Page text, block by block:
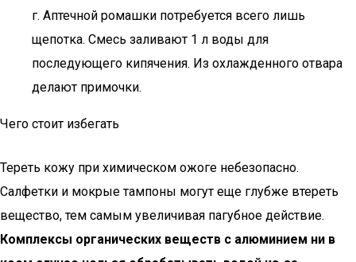
г. Аптечной ромашки потребуется всего лишь
щепотка. Смесь заливают 1 л воды для
последующего кипячения. Из охлажденного отвара
делают примочки.
Чего стоит избегать
Тереть кожу при химическом ожоге небезопасно.
Салфетки и мокрые тампоны могут еще глубже втереть
вещество, тем самым увеличивая пагубное действие.
Комплексы органических веществ с алюминием ни в